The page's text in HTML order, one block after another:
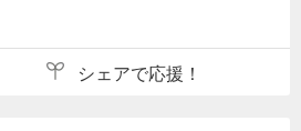
シェアで応援！